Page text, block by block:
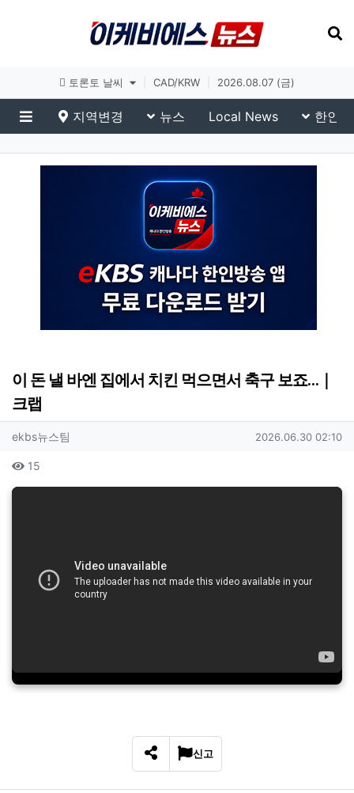
토론토 날씨 CAD/KRW 2026.08.07 (금)
메뉴
지역변경 뉴스 Local News 한인
이슈 브리핑
이 돈 낼 바엔 집에서 치킨 먹으면서 축구 보죠…｜
크랩
작성자 정보
ekbs뉴스팀 작성일
2026.06.30 02:10
컨텐츠 정보
15
본문
SNS 공유
신고